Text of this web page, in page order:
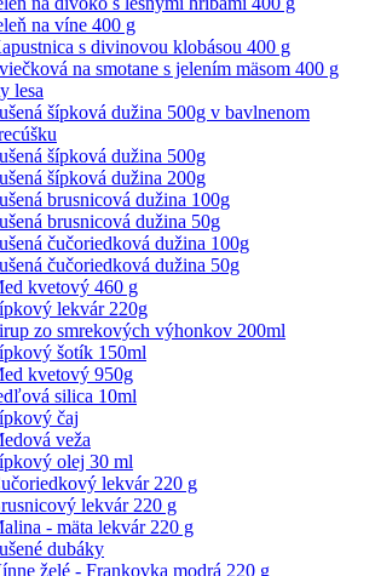
na víne 400 g
s divinovou klobásou 400 g
na smotane s jelením mäsom 400 g
lesa
šípková dužina 500g v bavlnenom
šípková dužina 500g
šípková dužina 200g
brusnicová dužina 100g
brusnicová dužina 50g
čučoriedková dužina 100g
čučoriedková dužina 50g
kvetový 460 g
lekvár 220g
zo smrekových výhonkov 200ml
šotík 150ml
kvetový 950g
silica 10ml
čaj
veža
olej 30 ml
lekvár 220 g
lekvár 220 g
- mäta lekvár 220 g
dubáky
želé - Frankovka modrá 220 g